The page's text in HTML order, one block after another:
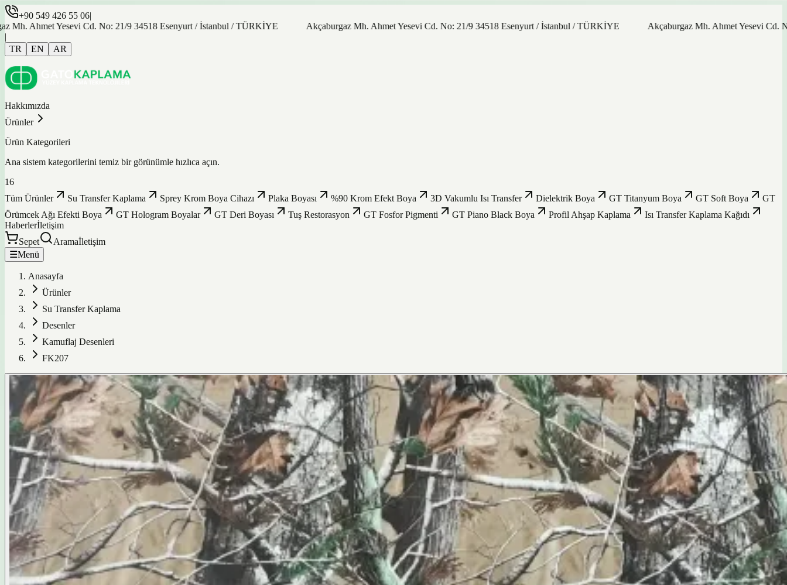
+90 549 426 55 06|
Yesevi Cd. No: 21/9 34518 Esenyurt / İstanbul / TÜRKİYE
Akçaburgaz Mh. Ahmet Yesevi Cd. No: 21/9 34518 Esenyurt / İstanbul / TÜRKİYE
Akçaburgaz Mh. Ahmet Yesevi Cd. No: 21/9
|
TR
EN AR
Hakkımızda
Ürünler
Ürün Kategorileri
Ana sistem kategorilerini temiz bir görünümle hızlıca açın.
16
Tüm Ürünler
Su Transfer Kaplama Sprey Krom Boya Cihazı Plaka Boyası %90 Krom Efekt Boya 3D Vakumlu Isı Transfer Dielektrik Boya GT Titanyum Boya GT Soft Boya
GT
Örümcek Ağı Efekti Boya
GT Hologram Boyalar GT Deri Boyası Tuş Restorasyon GT Fosfor Pigmenti GT Piano Black Boya Profil Ahşap Kaplama
Isı Transfer Kaplama Kağıdı
Haberlerİletişim
Sepet
Aramaİletişim
☰Menü
Anasayfa
Ürünler
Su Transfer Kaplama
Desenler
Kamuflaj Desenleri
FK207